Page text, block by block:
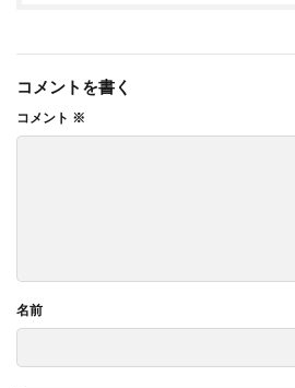
コメントを書く
コメント ※
名前